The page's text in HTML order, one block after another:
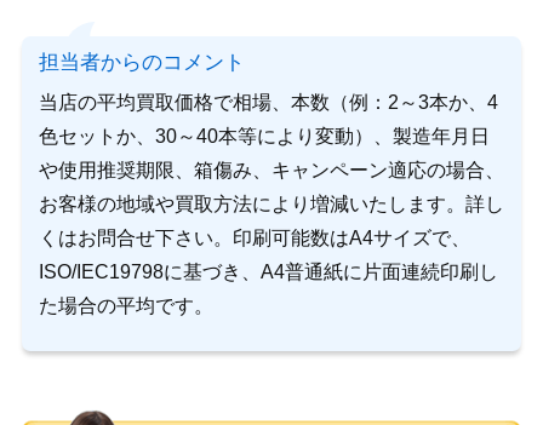
担当者からのコメント
当店の平均買取価格で相場、本数（例：2～3本か、4
色セットか、30～40本等により変動）、製造年月日
や使用推奨期限、箱傷み、キャンペーン適応の場合、
お客様の地域や買取方法により増減いたします。詳し
くはお問合せ下さい。印刷可能数はA4サイズで、
ISO/IEC19798に基づき、A4普通紙に片面連続印刷し
た場合の平均です。